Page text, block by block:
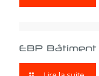
EBP